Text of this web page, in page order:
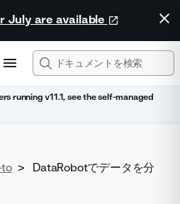
July are available
running v11.1, see the self-managed
to >
DataRobotでデータを分